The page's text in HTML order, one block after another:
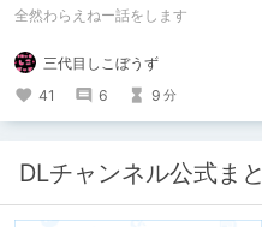
た話
全然わらえねー話をします
三代目しこぼうず
41
6 9 分
DLチャンネル公式ま